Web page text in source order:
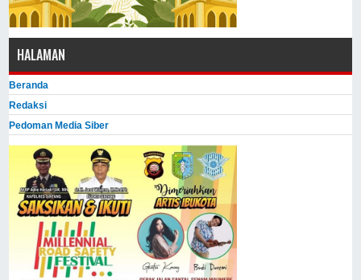
HALAMAN
Beranda
Redaksi
Pedoman Media Siber